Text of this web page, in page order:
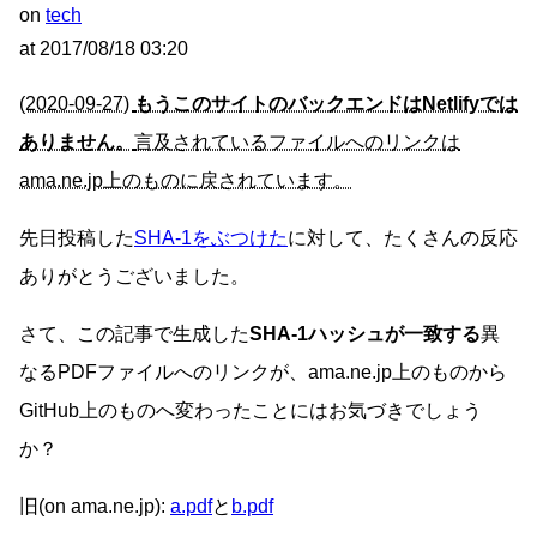
on tech
at 2017/08/18 03:20
(2020-09-27) もうこのサイトのバックエンドはNetlifyでは
ありません。 言及されているファイルへのリンクは
ama.ne.jp上のものに戻されています。
先日投稿したSHA-1をぶつけたに対して、たくさんの反応
ありがとうございました。
さて、この記事で生成したSHA-1ハッシュが一致する異
なるPDFファイルへのリンクが、ama.ne.jp上のものから
GitHub上のものへ変わったことにはお気づきでしょう
か？
旧(on ama.ne.jp): a.pdfと b.pdf